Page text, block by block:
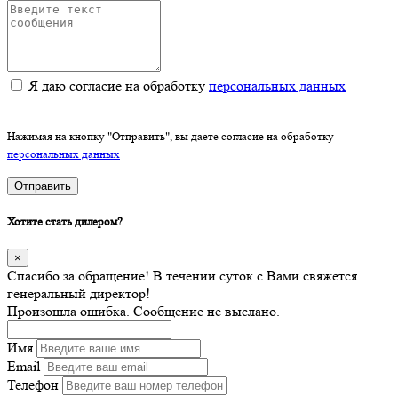
Я даю согласие на обработку персональных данных
Нажимая на кнопку "Отправить", вы даете согласие на обработку
персональных данных
Отправить
Хотите стать дилером?
×
Спасибо за обращение! В течении суток с Вами свяжется
генеральный директор!
Произошла ошибка. Сообщение не выслано.
Имя
Email
Телефон